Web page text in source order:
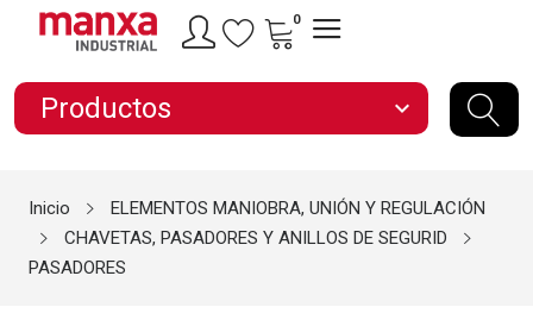
0
Productos expand_more
Inicio
ELEMENTOS MANIOBRA, UNIÓN Y REGULACIÓN
CHAVETAS, PASADORES Y ANILLOS DE SEGURID
PASADORES